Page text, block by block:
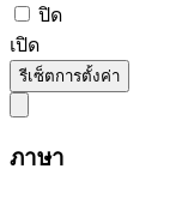
ปิด
เปิด
รีเซ็ตการตั้งค่า
ภาษา